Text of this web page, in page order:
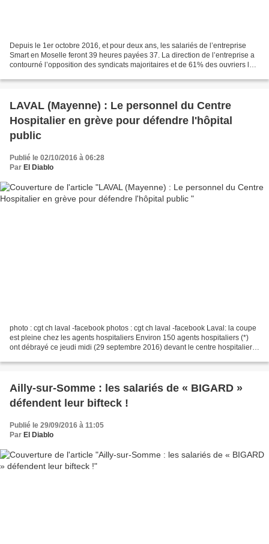
Depuis le 1er octobre 2016, et pour deux ans, les salariés de l’entreprise
Smart en Moselle feront 39 heures payées 37. La direction de l’entreprise a
contourné l’opposition des syndicats majoritaires et de 61% des ouvriers lors
LAVAL (Mayenne) : Le personnel du Centre
Hospitalier en grève pour défendre l'hôpital
public
Publié le 02/10/2016 à 06:28
Par El Diablo
photo : cgt ch laval -facebook photos : cgt ch laval -facebook Laval: la coupe
est pleine chez les agents hospitaliers Environ 150 agents hospitaliers (*)
ont débrayé ce jeudi midi (29 septembre 2016) devant le centre hospitalier
Ailly-sur-Somme : les salariés de « BIGARD »
défendent leur bifteck !
Publié le 29/09/2016 à 11:05
Par El Diablo